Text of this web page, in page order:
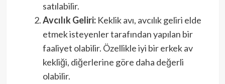
satılabilir.
Avcılık Geliri:Keklik avı, avcılık geliri elde
etmek isteyenler tarafından yapılan bir
faaliyet olabilir. Özellikle iyi bir erkek av
kekliği, diğerlerine göre daha değerli
olabilir.